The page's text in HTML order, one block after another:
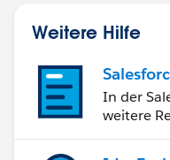
Weitere Hilfe
In der
weitere